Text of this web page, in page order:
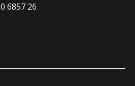
6857 26